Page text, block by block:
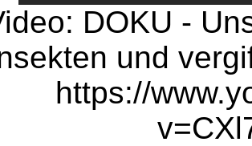
DOKU -
und
https://